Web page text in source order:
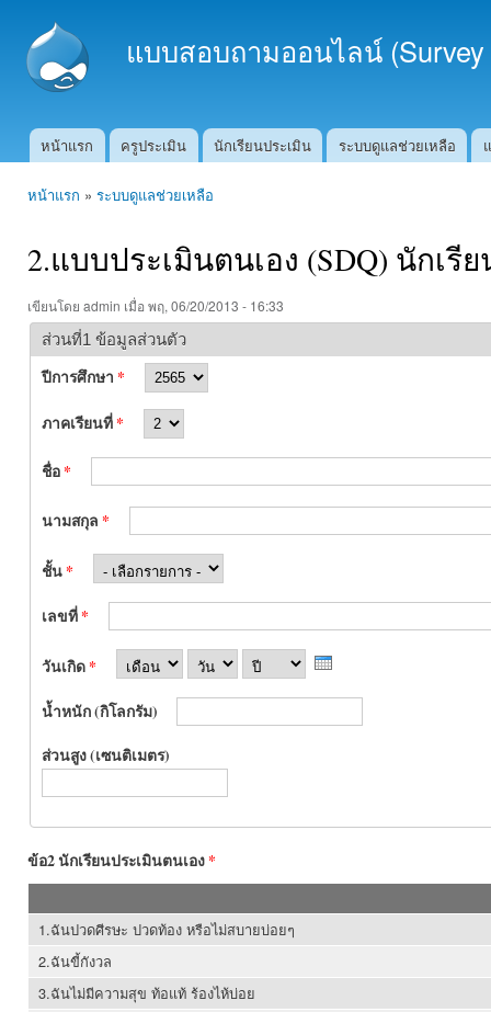
แบบสอบถามออนไลน์ (Survey
Main menu
หน้าแรก ครูประเมิน นักเรียนประเมิน ระบบดูแลช่วยเหลือ
หน้าแรก » ระบบดูแลช่วยเหลือ
2.แบบประเมินตนเอง (SDQ) นักเรี
เขียนโดย admin เมื่อ พฤ, 06/20/2013 - 16:33
ส่วนที่1 ข้อมูลส่วนตัว
ปีการศึกษา*
ภาคเรียนที่*
ชื่อ*
นามสกุล*
ชั้น*
เลขที่*
วันเกิด* เดือน วัน
น้ำหนัก (กิโลกรัม)
ส่วนสูง (เซนติเมตร)
ข้อ2 นักเรียนประเมินตนเอง*
1.ฉันปวดศีรษะ ปวดท้อง หรือไม่สบายบ่อยๆ
2.ฉันขี้กังวล
3.ฉันไม่มีความสุข ท้อแท้ ร้องไห้บ่อย